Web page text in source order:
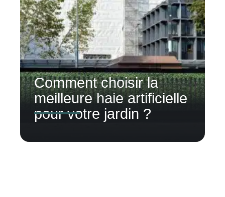
Comment choisir la
meilleure haie artificielle
pour votre jardin ?